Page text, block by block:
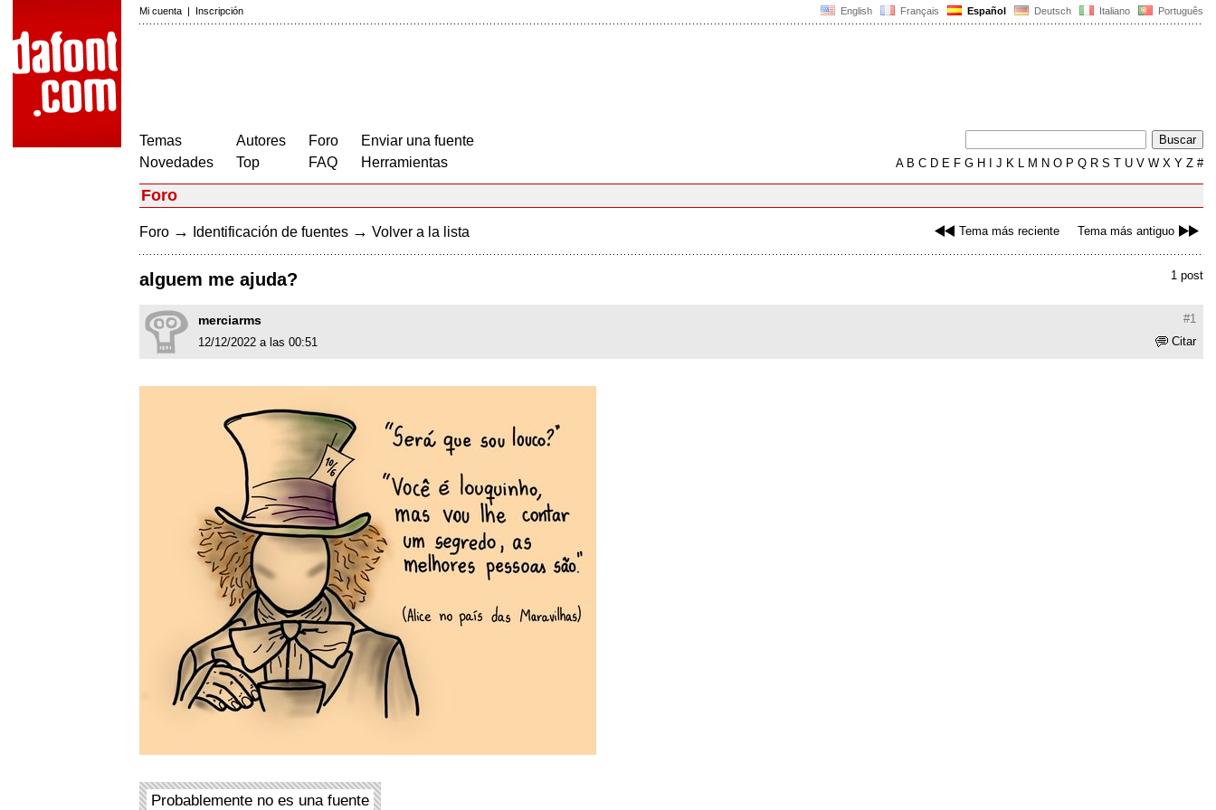
English Français Español Deutsch Italiano Português
Mi cuenta | Inscripción
Temas
Novedades
Autores
Top
Foro
FAQ
Enviar una fuente
Herramientas
AB C D E F G H J K L M N O P Q R S T U V W X Y Z #
Foro
Tema más reciente Tema más antiguo
Foro → Identificación de fuentes → Volver a la lista
1 post
alguem me ajuda?
#1
merciarms
Citar
12/12/2022 a las 00:51
Probablemente no es una fuente